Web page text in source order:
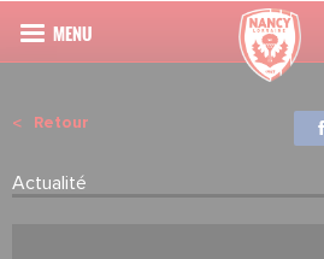
Retour
Actualité